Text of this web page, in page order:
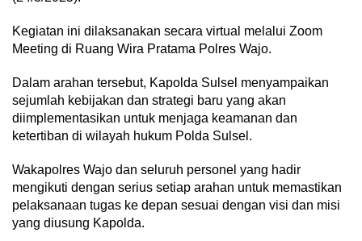
Kegiatan ini dilaksanakan secara virtual melalui Zoom
Meeting di Ruang Wira Pratama Polres Wajo.
Dalam arahan tersebut, Kapolda Sulsel menyampaikan
sejumlah kebijakan dan strategi baru yang akan
diimplementasikan untuk menjaga keamanan dan
ketertiban di wilayah hukum Polda Sulsel.
Wakapolres Wajo dan seluruh personel yang hadir
mengikuti dengan serius setiap arahan untuk memastikan
pelaksanaan tugas ke depan sesuai dengan visi dan misi
yang diusung Kapolda.